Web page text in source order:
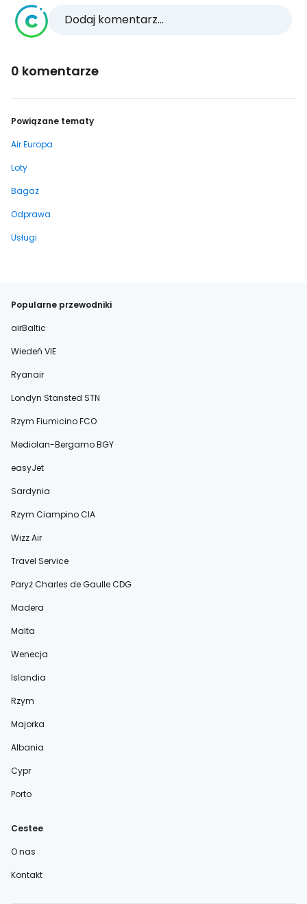
Dodaj komentarz...
0 komentarze
Powiązane tematy
Air Europa
Loty
Bagaż
Odprawa
Usługi
Popularne przewodniki
airBaltic
Wiedeń VIE
Ryanair
Londyn Stansted STN
Rzym Fiumicino FCO
Mediolan-Bergamo BGY
easyJet
Sardynia
Rzym Ciampino CIA
Wizz Air
Travel Service
Paryż Charles de Gaulle CDG
Madera
Malta
Wenecja
Islandia
Rzym
Majorka
Albania
Cypr
Porto
Cestee
O nas
Kontakt